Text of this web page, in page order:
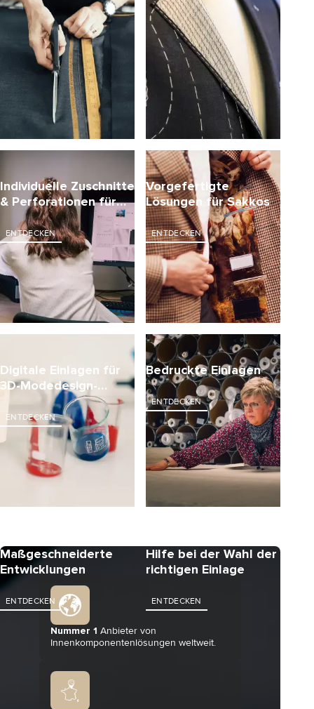
Individuelle Zuschnitte
& Perforationen für
Einlagen
ENTDECKEN
Vorgefertigte
Lösungen für Sakkos
ENTDECKEN
Digitale Einlagen für
3D-Modedesign-
Software
ENTDECKEN
Bedruckte Einlagen
ENTDECKEN
Maßgeschneiderte
Entwicklungen
ENTDECKEN
Hilfe bei der Wahl der
richtigen Einlage
ENTDECKEN
Nummer 1 Anbieter von
Innenkomponentenlösungen weltweit.